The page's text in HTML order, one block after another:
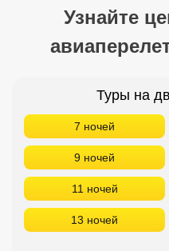
Узнайте
Туры на
7 ночей
9 ночей
11 ночей
13 ночей